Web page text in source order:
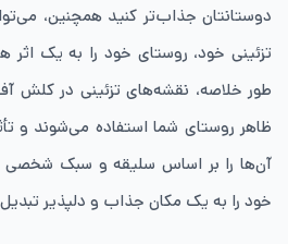
دوستانتان جذاب‌تر کنید همچنین،
تزئینی خود، روستای خود را به یک
طور خلاصه، نقشه‌های تزئینی در کلش آف
ظاهر روستای شما استفاده می‌شوند و
آن‌ها را بر اساس سلیقه و سبک شخصی
خود را به یک مکان جذاب و دلپذیر